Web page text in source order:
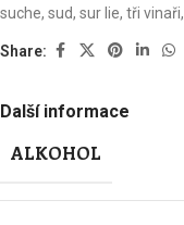
suche, sud, sur lie, tři vinaři,
Share:
Další informace
ALKOHOL